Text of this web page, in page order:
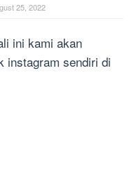
25, 2022
ini kami akan
instagram sendiri di